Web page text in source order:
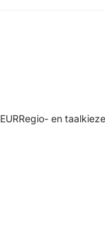
EURRegio- en